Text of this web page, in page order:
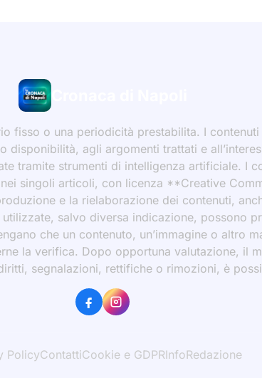
Cronaca di Napoli
fisso o una periodicità prestabilita. I
agli argomenti trattati e
tramite strumenti di intelligenza artificiale. I
singoli articoli, con licenza **Creative
e la rielaborazione dei contenuti,
salvo diversa indicazione, possono
che un contenuto, un’immagine o altro
la verifica. Dopo opportuna valutazione, il
segnalazioni, rettifiche o rimozioni, è
PolicyContattiCookie e GDPRInfoRedazione